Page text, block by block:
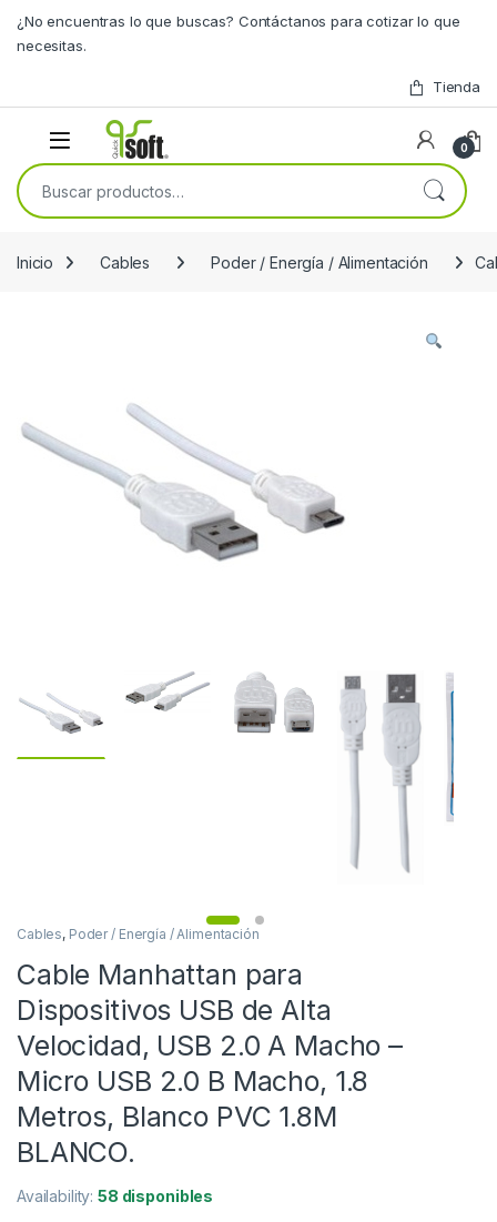
¿No encuentras lo que buscas? Contáctanos para cotizar lo que
necesitas.
Tienda
0
Buscar por:
Inicio Cables Poder / Energía / Alimentación
Cables, Poder / Energía / Alimentación
Cable Manhattan para
Dispositivos USB de Alta
Velocidad, USB 2.0 A Macho –
Micro USB 2.0 B Macho, 1.8
Metros, Blanco PVC 1.8M
BLANCO.
Availability:58 disponibles